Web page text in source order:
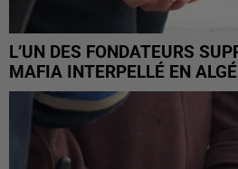
L’UN DES FONDATEURS
MAFIA INTERPELLÉ EN